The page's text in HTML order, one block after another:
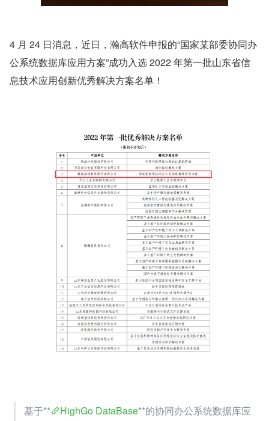
4 月 24 日消息，近日，瀚高软件申报的“国家某部委协同办
公系统数据库应用方案”成功入选 2022 年第一批山东省信
息技术应用创新优秀解决方案名单！
基于** HighGo DataBase**的协同办公系统数据库应